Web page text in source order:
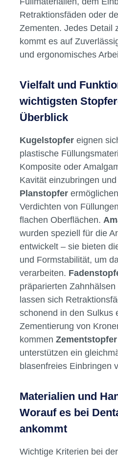
Retraktionsfäden oder
Zementen. Jedes Detail
kommt es auf
und ergonomisches
Vielfalt und
wichtigsten
Überblick
Kugelstopfer eignen
plastische
Komposite oder
Kavität einzubringen
Planstopfer
Verdichten von
flachen Oberflächen.
wurden speziell für die
entwickelt – sie bieten
und Formstabilität, um
verarbeiten.
präparierten
lassen sich
schonend in den Sulkus
Zementierung von
kommen Zementstopfer
unterstützen ein
blasenfreies Einbringen
Materialien und
Worauf es bei
ankommt
Wichtige Kriterien bei